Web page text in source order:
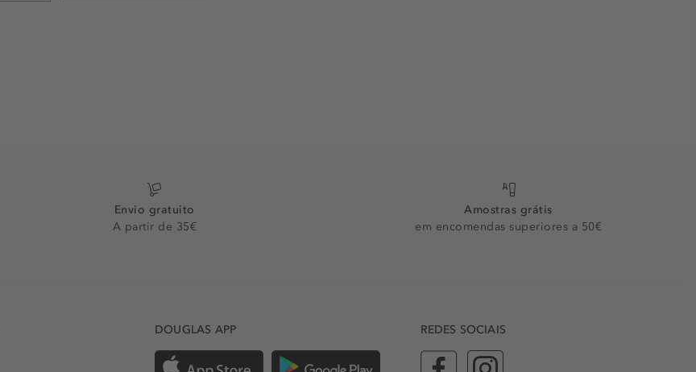
Envio gratuito
A partir de 35€
Amostras grátis
em encomendas superiores a 50€
DOUGLAS APP REDES SOCIAIS